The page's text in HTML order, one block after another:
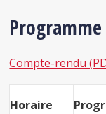
Programme
Compte-rendu
Horaire